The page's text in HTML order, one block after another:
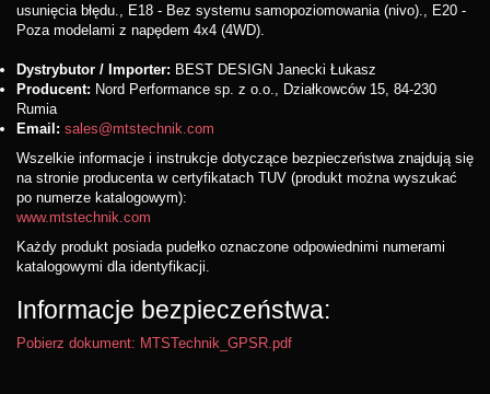
usunięcia błędu., E18 - Bez systemu samopoziomowania (nivo)., E20 -
Poza modelami z napędem 4x4 (4WD).
Dystrybutor / Importer: BEST DESIGN Janecki Łukasz
Producent: Nord Performance sp. z o.o., Działkowców 15, 84-230
Rumia
Email: sales@mtstechnik.com
Wszelkie informacje i instrukcje dotyczące bezpieczeństwa znajdują się
na stronie producenta w certyfikatach TUV (produkt można wyszukać
po numerze katalogowym):
www.mtstechnik.com
Każdy produkt posiada pudełko oznaczone odpowiednimi numerami
katalogowymi dla identyfikacji.
Informacje bezpieczeństwa:
Pobierz dokument: MTSTechnik_GPSR.pdf